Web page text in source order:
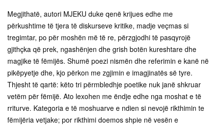
Megjithatë, autori MJEKU duke qenë krijues edhe me
përkushtime të tjera të diskurseve kritike, madje veçmas si
tregimtar, po për moshën më të re, përzgjodhi të pasqyrojë
gjithçka që prek, ngashënjen dhe grish botën kureshtare dhe
magjike të fëmijës. Shumë poezi nismën dhe referimin e kanë në
pikëpyetje dhe, kjo përkon me zgjimin e imagjinatës së tyre.
Thjesht të qartë: këto tri përmbledhje poetike nuk janë shkruar
vetëm për fëmijë. Ato lexohen me ëndje edhe nga moshat e të
rriturve. Kategoria e të moshuarve e ndien si nevojë rikthimin te
fëmijëria vetjake; por rikthimi doemos shpie në vesën e